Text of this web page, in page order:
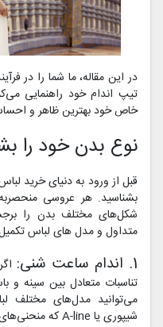
در این مقاله، ما شما را در
تیپ اندام خود راهنمایی
خاص خود بهترین ظاهر و
نوع بدن خود را
قبل از ورود به دنیای خرید
بشناسید. هر عروسی
شکل‌های مختلف بدن را
متداول و مدل های لباس
1. اندام ساعت شنی:
تناسبات متعادل بین سینه
می‌توانید مدل‌های مختلف
شیپوری یا A-line که منحنی‌های شما را برجسته می‌کنند، انتخاب کنید.